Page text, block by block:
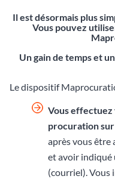
Il est désormais plus
Vous pouvez
Un gain de temps et
Le dispositif
Vous effectuez
procuration sur
après vous être
et avoir indiqué
(courriel). Vous